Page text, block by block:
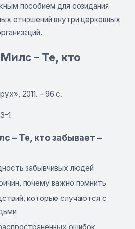
пособием для созидания
отношений внутри церковных
– Те, кто
2011. - 96 с.
1
– Те, кто забывает –
забывчивых людей
почему важно помнить
которые случаются с
ошибок